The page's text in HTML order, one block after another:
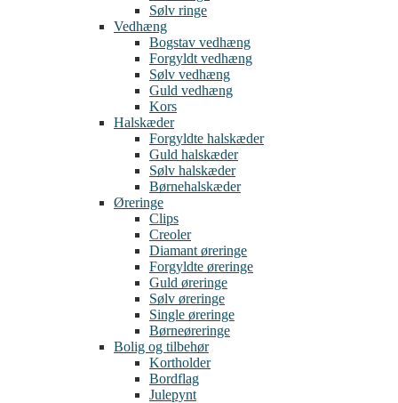
Sølv ringe
Vedhæng
Bogstav vedhæng
Forgyldt vedhæng
Sølv vedhæng
Guld vedhæng
Kors
Halskæder
Forgyldte halskæder
Guld halskæder
Sølv halskæder
Børnehalskæder
Øreringe
Clips
Creoler
Diamant øreringe
Forgyldte øreringe
Guld øreringe
Sølv øreringe
Single øreringe
Børneøreringe
Bolig og tilbehør
Kortholder
Bordflag
Julepynt